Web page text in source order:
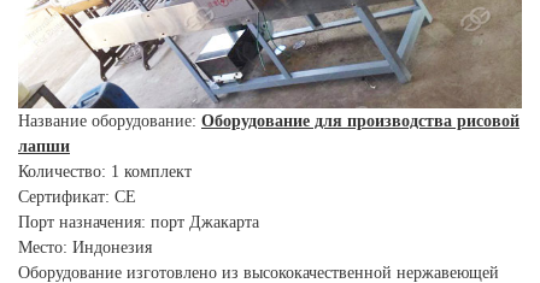
Название оборудование: Оборудование для производства рисовой
лапши
Количество: 1 комплект
Сертификат: CE
Порт назначения: порт Джакарта
Место: Индонезия
Оборудование изготовлено из высококачественной нержавеющей